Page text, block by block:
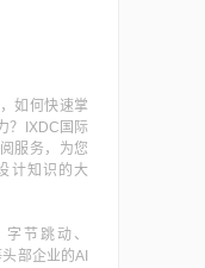
如何快速掌
？IXDC国际
服务，为您
计知识的大
节跳动、
部企业的AI